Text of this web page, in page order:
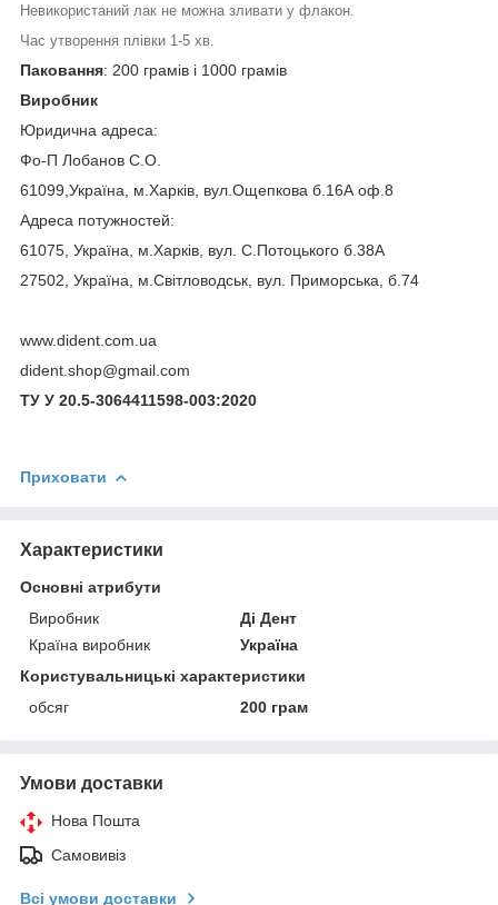
Невикористаний лак не можна зливати у флакон.
Час утворення плівки 1-5 хв.
Паковання: 200 грамів і 1000 грамів
Виробник
Юридична адреса:
Фо-П Лобанов С.О.
61099,Україна, м.Харків, вул.Ощепкова б.16А оф.8
Адреса потужностей:
61075, Україна, м.Харків, вул. С.Потоцького б.38А
27502, Україна, м.Світловодськ, вул. Приморська, б.74
www.dident.com.ua
dident.shop@gmail.com
ТУ У 20.5-3064411598-003:2020
Приховати
Характеристики
Основні атрибути
Виробник
Ді Дент
Країна виробник
Україна
Користувальницькі характеристики
обсяг
200 грам
Умови доставки
Нова Пошта
Самовивіз
Всі умови доставки